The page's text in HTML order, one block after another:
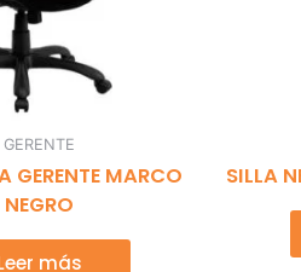
GERENTE
GERENTE MARCO
NEGRO
más
SILLA